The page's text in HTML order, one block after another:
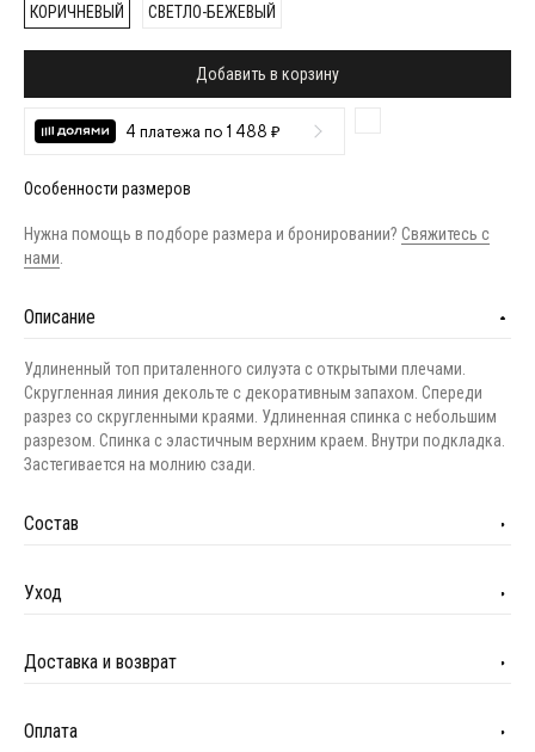
КОРИЧНЕВЫЙ СВЕТЛО-БЕЖЕВЫЙ
Добавить в корзину
4 платежа по 1 488 ₽
Особенности размеров
Нужна помощь в подборе размера и бронировании? Свяжитесь с
нами
Описание
Удлиненный топ приталенного силуэта с открытыми плечами.
Скругленная линия декольте с декоративным запахом. Спереди
разрез со скругленными краями. Удлиненная спинка с небольшим
разрезом. Спинка с эластичным верхним краем. Внутри подкладка.
Застегивается на молнию сзади.
Состав
Уход
Доставка и возврат
Оплата